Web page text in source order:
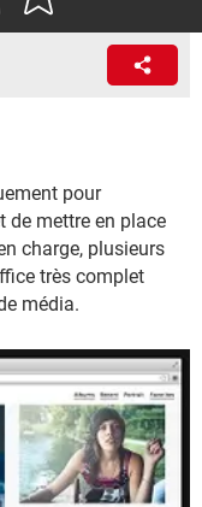
pour
de mettre en place
charge, plusieurs
très complet
média.